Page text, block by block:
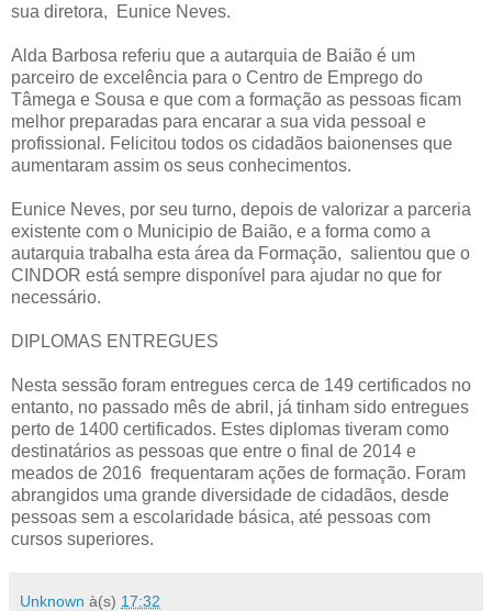
sua diretora, Eunice Neves.
Alda Barbosa referiu que a autarquia de Baião é um
parceiro de excelência para o Centro de Emprego do
Tâmega e Sousa e que com a formação as pessoas ficam
melhor preparadas para encarar a sua vida pessoal e
profissional. Felicitou todos os cidadãos baionenses que
aumentaram assim os seus conhecimentos.
Eunice Neves, por seu turno, depois de valorizar a parceria
existente com o Municipio de Baião, e a forma como a
autarquia trabalha esta área da Formação, salientou que o
CINDOR está sempre disponível para ajudar no que for
necessário.
DIPLOMAS ENTREGUES
Nesta sessão foram entregues cerca de 149 certificados no
entanto, no passado mês de abril, já tinham sido entregues
perto de 1400 certificados. Estes diplomas tiveram como
destinatários as pessoas que entre o final de 2014 e
meados de 2016 frequentaram ações de formação. Foram
abrangidos uma grande diversidade de cidadãos, desde
pessoas sem a escolaridade básica, até pessoas com
cursos superiores.
Unknown à(s) 17:32